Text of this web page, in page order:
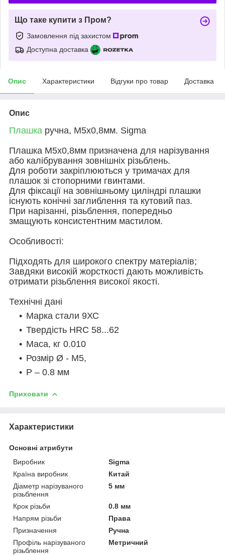
Що таке купити з Пром?
Замовлення під захистом
Доступна доставка
Опис Характеристики Відгуки про товар Доставка
Опис
Плашка ручна, М5х0,8мм. Sigma
Плашка М5х0,8мм призначена для нарізування
або калібрування зовнішніх різьблень.
Для роботи закріплюються у тримачах для
плашок зі стопорними гвинтами.
Для фіксації на зовнішньому циліндрі плашки
існують конічні заглиблення та кутовий паз.
При нарізанні, різьблення, попередньо
змащують консистентним мастилом.
Особливості:
Підходять для широкого спектру матеріалів;
Завдяки високій жорсткості дають можливість
отримати різьблення високої якості.
Технічні дані
Марка стали 9ХС
Твердість HRC 58...62
Маса, кг 0.010
Розмір Ø - M5,
P – 0.8 мм
Приховати
Характеристики
Основні атрибути
Виробник
Sigma
Країна виробник
Китай
Діаметр нарізуваного
різьблення
5 мм
Крок різьби
0.8 мм
Напрям різьби
Права
Призначення
Ручна
Профіль нарізуваного
різьблення
Метричний